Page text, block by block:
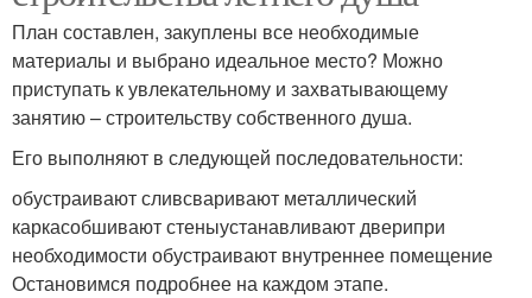
План составлен, закуплены все необходимые
материалы и выбрано идеальное место? Можно
приступать к увлекательному и захватывающему
занятию – строительству собственного душа.
Его выполняют в следующей последовательности:
обустраивают сливсваривают металлический
каркасобшивают стеныустанавливают дверипри
необходимости обустраивают внутреннее помещение
Остановимся подробнее на каждом этапе.